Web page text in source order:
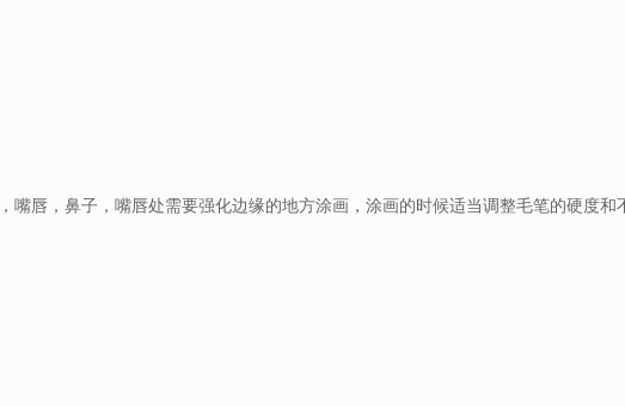
唇，鼻子，嘴唇处需要强化边缘的地方涂画，涂画的时候适当调整毛笔的硬度和